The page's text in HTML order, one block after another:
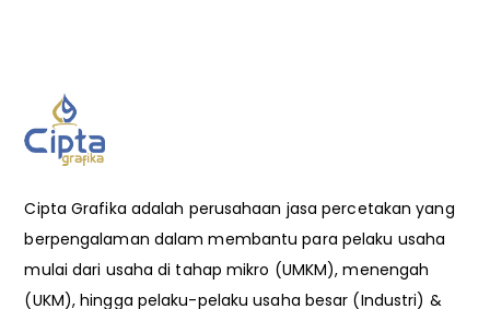
Cipta Grafika adalah perusahaan jasa percetakan yang
berpengalaman dalam membantu para pelaku usaha
mulai dari usaha di tahap mikro (UMKM), menengah
(UKM), hingga pelaku-pelaku usaha besar (Industri) &